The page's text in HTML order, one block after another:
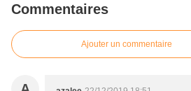
Commentaires
Ajouter un commentaire